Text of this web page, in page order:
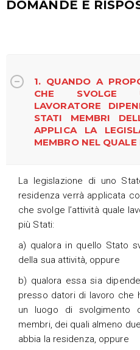
DOMANDE E
1. QUANDO A
CHE SVOLGE
LAVORATORE
STATI MEMBRI
APPLICA LA
MEMBRO NEL
La legislazione di uno
residenza verrà applicata
che svolge l’attività quale
più Stati:
a) qualora in quello Stato
della sua attività, oppure
b) qualora essa sia
presso datori di lavoro che
un luogo di svolgimento
membri, dei quali almeno
abbia la residenza, oppure